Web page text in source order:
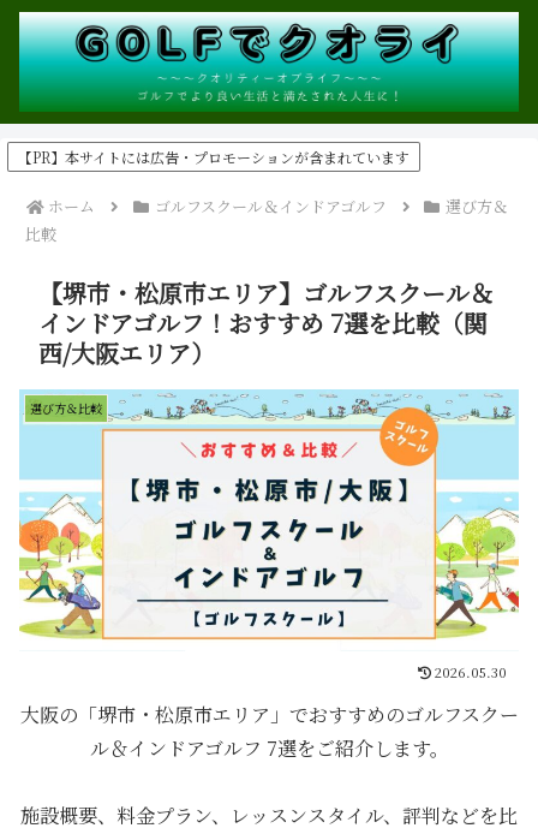
【PR】本サイトには広告・プロモーションが含まれています
ホーム ゴルフスクール＆インドアゴルフ
選び方＆
比較
【堺市・松原市エリア】ゴルフスクール＆
インドアゴルフ！おすすめ 7選を比較（関
西/大阪エリア）
選び方＆比較
2026.05.30
大阪の「堺市・松原市エリア」でおすすめのゴルフスクー
ル＆インドアゴルフ 7選をご紹介します。
施設概要、料金プラン、レッスンスタイル、評判などを比